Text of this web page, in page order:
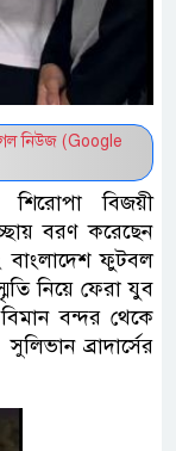
নিউজ (Google
শিরোপা বিজয়ী
বরণ করেছেন
বাংলাদেশ ফুটবল
নিয়ে ফেরা যুব
বন্দর থেকে
ব্রাদার্সের